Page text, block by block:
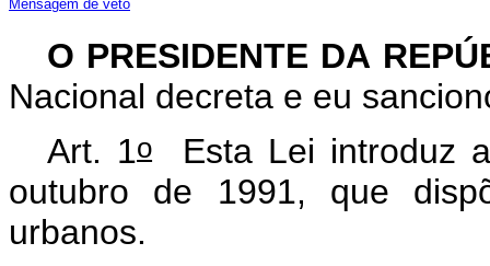
Mensagem de veto
O PRESIDENTE DA
Nacional decreta e eu
Art. 1o
Esta Lei introduz
outubro de 1991, que
urbanos.